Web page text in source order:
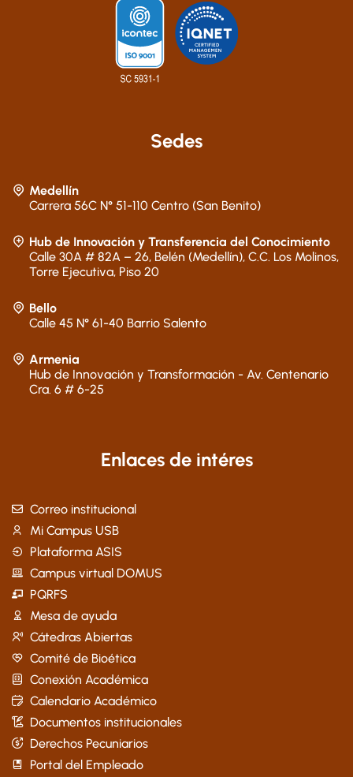
Sedes
Medellín
Carrera 56C N° 51-110 Centro (San Benito)
Hub de Innovación y Transferencia del Conocimiento
Calle 30A # 82A – 26, Belén (Medellín), C.C. Los Molinos,
Torre Ejecutiva, Piso 20
Bello
Calle 45 N° 61-40 Barrio Salento
Armenia
Hub de Innovación y Transformación - Av. Centenario
Cra. 6 # 6-25
Enlaces de intéres
Correo institucional
Mi Campus USB
Plataforma ASIS
Campus virtual DOMUS
PQRFS
Mesa de ayuda
Cátedras Abiertas
Comité de Bioética
Conexión Académica
Calendario Académico
Documentos institucionales
Derechos Pecuniarios
Portal del Empleado